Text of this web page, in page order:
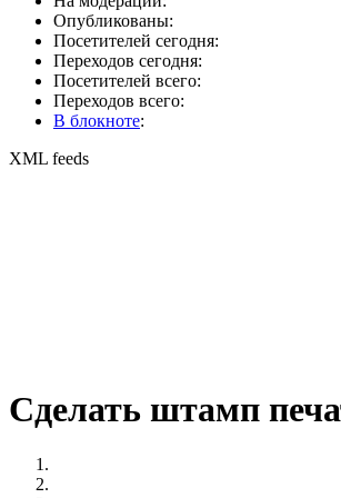
Опубликованы:
Посетителей сегодня:
Переходов сегодня:
Посетителей всего:
Переходов всего:
В блокноте:
XML feeds
Сделать штамп